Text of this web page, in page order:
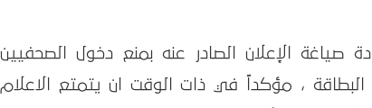
صياغة الإعلان الصادر عنه بمنع دخول الصحفيين
، مؤكداً في ذات الوقت ان يتمتع الاعلام